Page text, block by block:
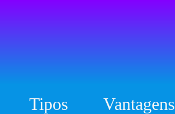
Tipos Vantagens